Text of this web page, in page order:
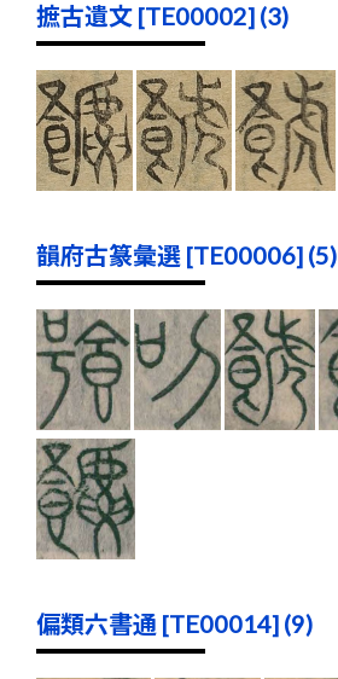
摭古遺文 [TE00002] (3)
韻府古篆彙選 [TE00006] (5)
偏類六書通 [TE00014] (9)